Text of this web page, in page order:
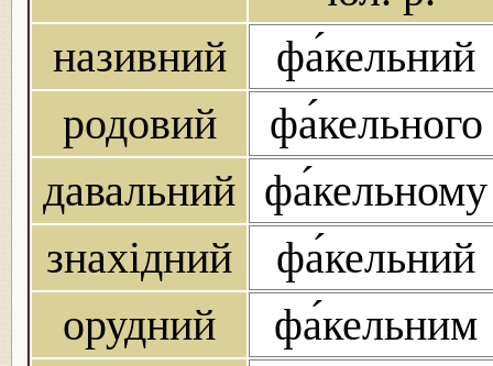
називний
фа́кельний
родовий
фа́кельного
давальний фа́кельному
знахідний
фа́кельний
орудний
фа́кельним